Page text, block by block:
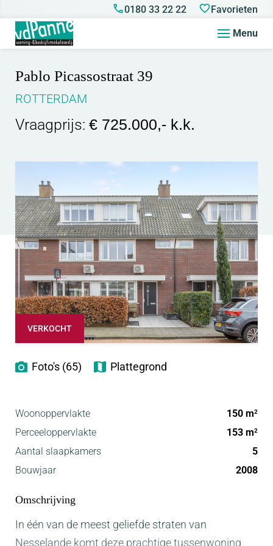
0180 33 22 22 Favorieten
Menu
Pablo Picassostraat 39
ROTTERDAM
Vraagprijs: € 725.000,- k.k.
VERKOCHT
Foto's (65) Plattegrond
Woonoppervlakte 150 m2
Perceeloppervlakte 153 m2
Aantal slaapkamers
5
Bouwjaar
2008
Omschrijving
In één van de meest geliefde straten van
Nesselande komt deze prachtige tussenwoning